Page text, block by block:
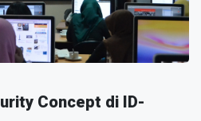
Concept di ID-